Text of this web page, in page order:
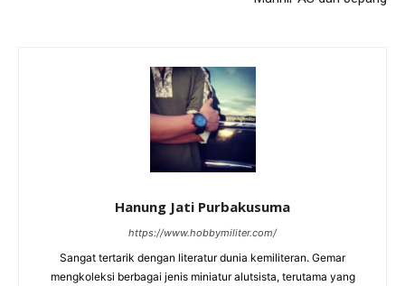
Hanung Jati Purbakusuma
https://www.hobbymiliter.com/
Sangat tertarik dengan literatur dunia kemiliteran. Gemar
mengkoleksi berbagai jenis miniatur alutsista, terutama yang